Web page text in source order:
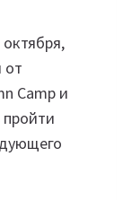
от
Camp и